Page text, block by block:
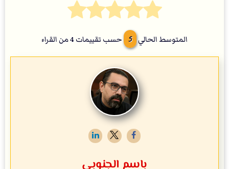
المتوسط الحالي 5 حسب تقييمات4من القراء
باسم الجنوبي